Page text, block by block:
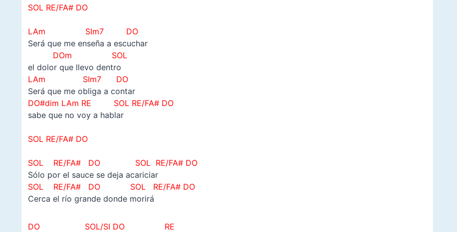
SOL RE/FA# DO
LAm SIm7 DO
Será que me enseña a escuchar
DOm SOL
el dolor que llevo dentro
LAm SIm7 DO
Será que me obliga a contar
DO#dim LAm RE SOL RE/FA# DO
sabe que no voy a hablar
SOL RE/FA# DO
SOL RE/FA# DO SOL RE/FA# DO
Sólo por el sauce se deja acariciar
SOL RE/FA# DO SOL RE/FA# DO
Cerca el río grande donde morirá
DO SOL/SI DO RE